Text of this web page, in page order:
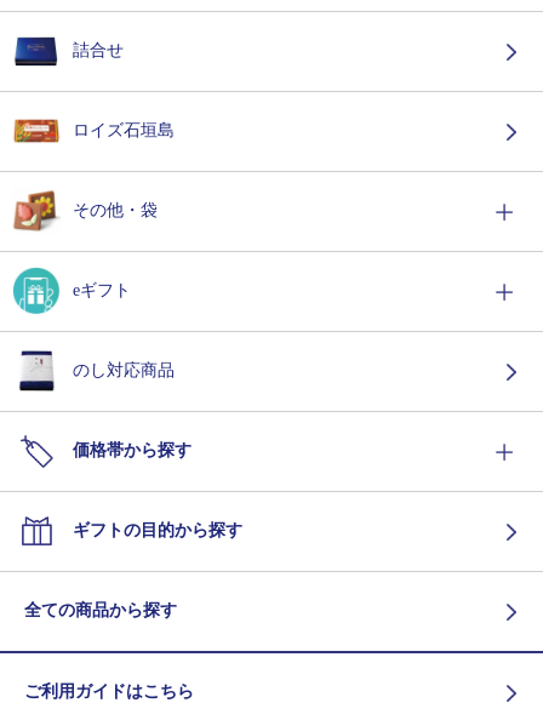
詰合せ
ロイズ石垣島
その他・袋
eギフト
のし対応商品
価格帯から探す
ギフトの目的から探す
全ての商品から探す
ご利用ガイドはこちら